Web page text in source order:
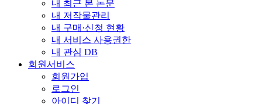
내 최근 본 논문
내 저작물관리
내 구매·신청 현황
내 서비스 사용권한
내 관심 DB
회원서비스
회원가입
로그인
아이디 찾기